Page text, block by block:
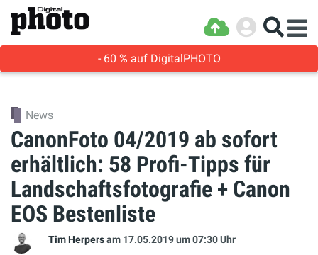
- 60 % auf DigitalPHOTO
News
CanonFoto 04/2019 ab sofort
erhältlich: 58 Profi-Tipps für
Landschaftsfotografie + Canon
EOS Bestenliste
Tim Herpersam 17.05.2019um 07:30 Uhr